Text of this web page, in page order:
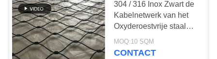
ONGEVEER
ONS
304 / 316 Inox Zwart de
Kabelnetwerk van het
Oxyderoestvrije staal
voor Dierlijke
Bijlage/Balustrade
MOQ:10 SQM
CONTACT